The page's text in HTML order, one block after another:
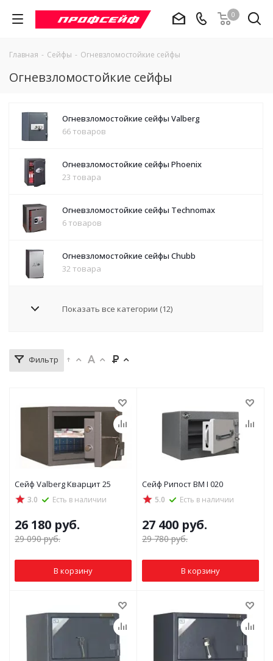
0
Главная - Сейфы - Огневзломостойкие сейфы
Огневзломостойкие сейфы
Огневзломостойкие сейфы Valberg
66 товаров
Огневзломостойкие сейфы Phoenix
23 товара
Огневзломостойкие сейфы Technomax
6 товаров
Огневзломостойкие сейфы Chubb
32 товара
Показать все категории (12)
Фильтр
Сейф Valberg Кварцит 25
3.0 Есть в наличии
26 180 руб.
29 090руб.
В корзину
Сейф Рипост ВМ I 020
5.0 Есть в наличии
27 400 руб.
29 780руб.
В корзину